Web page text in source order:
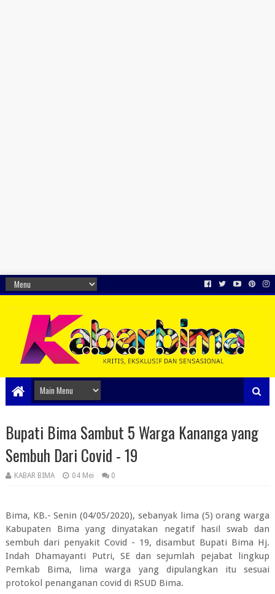
Bupati Bima Sambut 5 Warga Kananga yang
Sembuh Dari Covid - 19
KABAR BIMA 04 Mei 0
Bima, KB.- Senin (04/05/2020), sebanyak lima (5) orang warga
Kabupaten Bima yang dinyatakan negatif hasil swab dan
sembuh dari penyakit Covid - 19, disambut Bupati Bima Hj.
Indah Dhamayanti Putri, SE dan sejumlah pejabat lingkup
Pemkab Bima, lima warga yang dipulangkan itu sesuai
protokol penanganan covid di RSUD Bima.